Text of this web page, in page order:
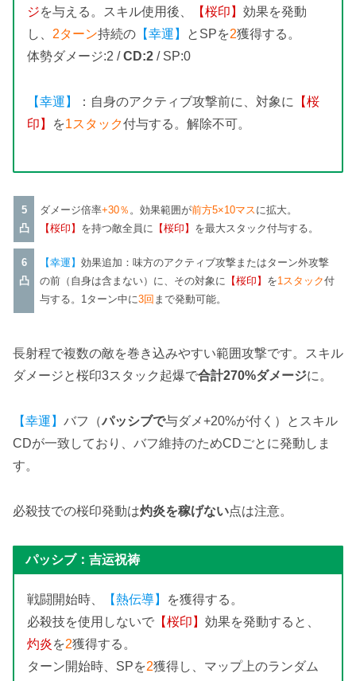
ジを与える。スキル使用後、 【桜印】 効果を発動
し、 2ターン持続の 【幸運】 とSPを2獲得する。
体勢ダメージ:2 /CD:2 / SP:0
【幸運】 ：自身のアクティブ攻撃前に、対象に
【桜
印】
を1スタック付与する。解除不可。
5
凸
ダメージ倍率+30％ 。効果範囲が前方5×10マスに拡大。
【桜印】 を持つ敵全員に 【桜印】 を最大スタック付与する。
6
凸
【幸運】効果追加：味方のアクティブ攻撃またはターン外攻撃
の前（自身は含まない）に、その対象に 【桜印】 を1スタック付
与する。1ターン中に3回 まで発動可能。
長射程で複数の敵を巻き込みやすい範囲攻撃です。スキル
ダメージと桜印3スタック起爆で合計270%ダメージに。
【幸運】 バフ（パッシブで与ダメ+20%が付く）とスキル
CDが一致しており、バフ維持のためCDごとに発動しま
す。
必殺技での桜印発動は灼炎を稼げない点は注意。
パッシブ： 吉运祝祷
戦闘開始時、 【熱伝導】
を獲得する。
必殺技を使用しないで 【桜印】 効果を発動すると、
灼炎を2獲得する。
ターン開始時、SPを2獲得し、マップ上のランダム